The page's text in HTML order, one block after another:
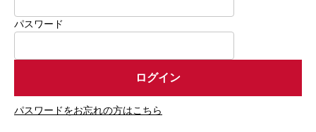
パスワード
パスワードをお忘れの方はこちら